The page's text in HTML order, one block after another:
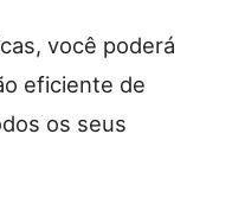
você poderá
eficiente de
os seus